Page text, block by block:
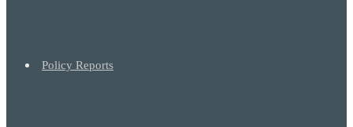
Policy Reports